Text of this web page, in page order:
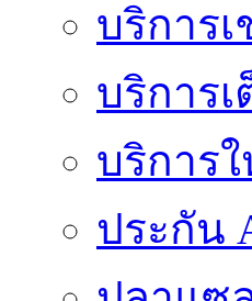
บริการเ
บริการ
บริการใ
ประกัน